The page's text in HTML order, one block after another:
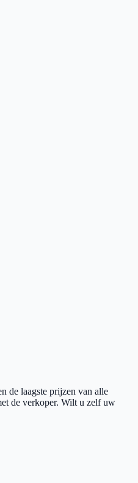
de laagste prijzen van alle
de verkoper. Wilt u zelf uw